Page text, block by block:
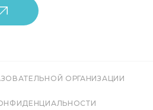
ОРГАНИЗАЦИИ